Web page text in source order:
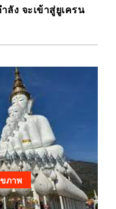
ลัง จะเข้าสู่ยูเครน
ภาพ